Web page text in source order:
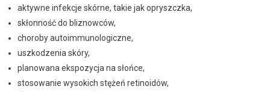
aktywne infekcje skórne, takie jak opryszczka,
skłonność do bliznowców,
choroby autoimmunologiczne,
uszkodzenia skóry,
planowana ekspozycja na słońce,
stosowanie wysokich stężeń retinoidów,